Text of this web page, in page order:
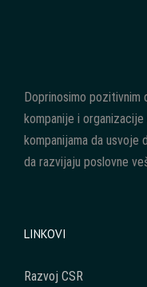
Doprinosimo pozitivnim
kompanije i
kompanijama da usvoje
da razvijaju poslovne
LINKOVI
Razvoj CSR